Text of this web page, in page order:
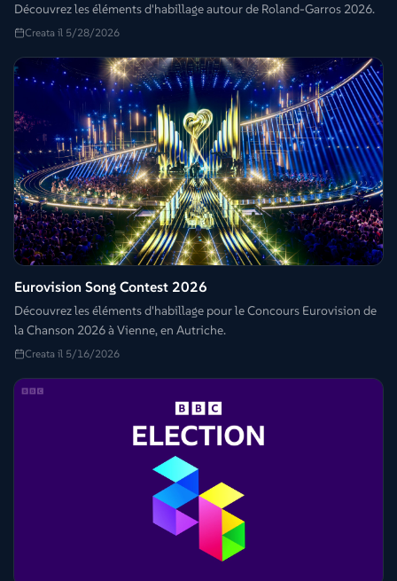
Découvrez les éléments d'habillage autour de Roland-Garros 2026.
Creata il 5/28/2026
Eurovision Song Contest 2026
Découvrez les éléments d'habillage pour le Concours Eurovision de
la Chanson 2026 à Vienne, en Autriche.
Creata il 5/16/2026